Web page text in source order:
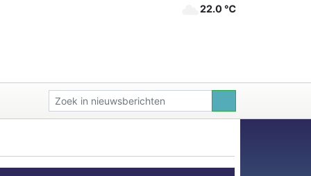
22.0 ℃